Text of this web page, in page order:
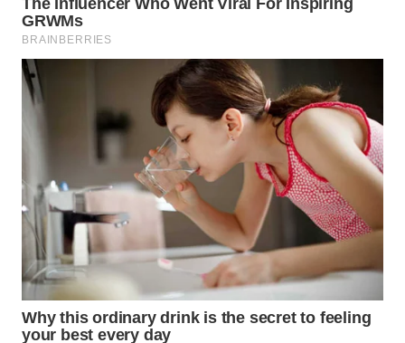
WAHANA
WAHANA
LAPAK
WAHANA
Wahana
Network
KONSUMEN
LISTRIK